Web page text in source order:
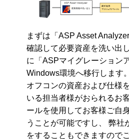
まずは「ASP Asset
確認して必要資産を洗い出
に「ASPマイグレーション
Windows環境へ移行します。
オフコンの資産および仕様
いる担当者様がおられるお
ールを使用してお客様ご自
うことが可能ですし、 弊社
をすることもできますので